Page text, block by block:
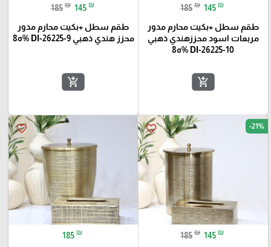
185 ₪ 145 ₪
طقم سطل +بكيت محارم مدور
مربعات اسود محززهندي ذهبي
DI-26225-10 %ه8
add_shopping_cart
185 ₪ 145 ₪
طقم سطل +بكيت محارم مدور
محزز هندي ذهبي DI-26225-9 %ه8
add_shopping_cart
favorite_border -21%
185 ₪ 145 ₪
favorite_border
185 ₪